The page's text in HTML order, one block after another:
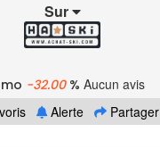
Sur
-32.00% Aucun avis
Alerte Partager